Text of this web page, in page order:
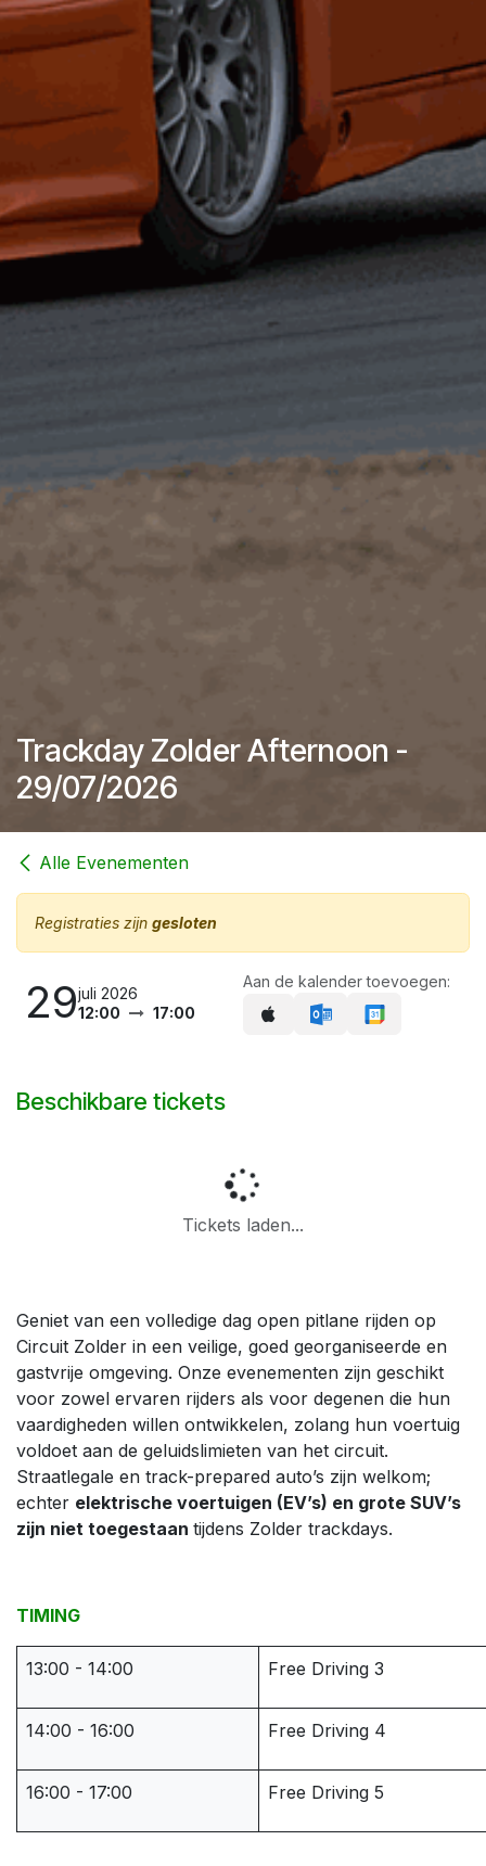
Trackday Zolder Afternoon -
29/07/2026
Alle Evenementen
Registraties zijn gesloten
29juli 2026
12:00
17:00
Aan de kalender toevoegen:
Beschikbare tickets
Tickets laden...
Geniet van een volledige dag open pitlane rijden op
Circuit Zolder in een veilige, goed georganiseerde en
gastvrije omgeving. Onze evenementen zijn geschikt
voor zowel ervaren rijders als voor degenen die hun
vaardigheden willen ontwikkelen, zolang hun voertuig
voldoet aan de geluidslimieten van het circuit.
Straatlegale en track-prepared auto’s zijn welkom;
echter elektrische voertuigen (EV’s) en grote SUV’s
zijn niet toegestaan tijdens Zolder trackdays.
TIMING
13:00 - 14:00 Free Driving 3
14:00 - 16:00 Free Driving 4
16:00 - 17:00 Free Driving 5